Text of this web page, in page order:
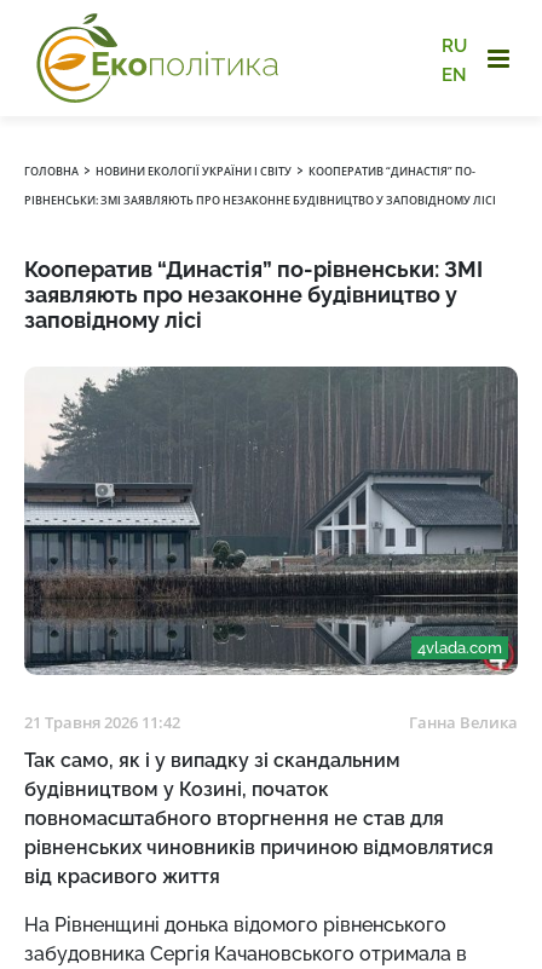
RU
EN
ГОЛОВНА › НОВИНИ ЕКОЛОГІЇ УКРАЇНИ І СВІТУ › КООПЕРАТИВ “ДИНАСТІЯ” ПО-
РІВНЕНСЬКИ: ЗМІ ЗАЯВЛЯЮТЬ ПРО НЕЗАКОННЕ БУДІВНИЦТВО У ЗАПОВІДНОМУ ЛІСІ
Кооператив “Династія” по-рівненськи: ЗМІ
заявляють про незаконне будівництво у
заповідному лісі
4vlada.com
21 Травня 2026 11:42 Ганна Велика
Так само, як і у випадку зі скандальним
будівництвом у Козині, початок
повномасштабного вторгнення не став для
рівненських чиновників причиною відмовлятися
від красивого життя
На Рівненщині донька відомого рівненського
забудовника Сергія Качановського отримала в